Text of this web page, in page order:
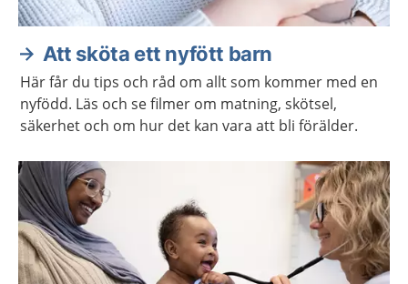
Att sköta ett nyfött barn
Här får du tips och råd om allt som kommer med en
nyfödd. Läs och se filmer om matning, skötsel,
säkerhet och om hur det kan vara att bli förälder.